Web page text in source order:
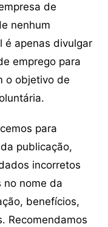
de
nenhum
é apenas divulgar
emprego para
o objetivo de
para
publicação,
incorretos
no nome da
benefícios,
Recomendamos